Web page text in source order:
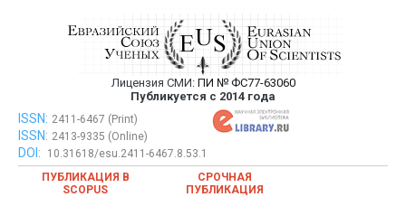
Евразийский Союз Ученых —
публикация научных статей в
ежемесячном научном журнале
Лицензия СМИ: ПИ № ФС77-63060
Публикуется с 2014 года
Евразийский Союз Ученых — публикация научных статей в
ежемесячном научном журнале
ISSN: 2411-6467 (Print)
ISSN: 2413-9335 (Online)
DOI:
10.31618/esu.2411-6467.8.53.1
ПУБЛИКАЦИЯ В
SCOPUS
СРОЧНАЯ
ПУБЛИКАЦИЯ